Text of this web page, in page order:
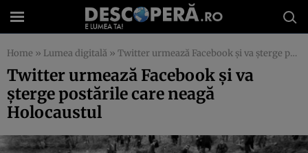
Home » Lumea digitală » Twitter urmează Facebook și va șterge postările care neagă Holocaustul
Twitter urmează Facebook și va
șterge postările care neagă
Holocaustul